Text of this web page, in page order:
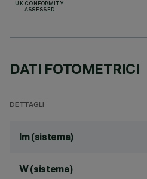
UK CONFORMITY
ASSESSED
DATI FOTOMETRICI
DETTAGLI
lm (sistema)
W (sistema)